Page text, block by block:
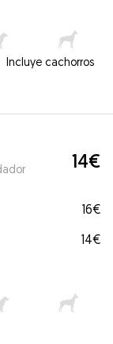
Incluye cachorros
14€
16€
14€